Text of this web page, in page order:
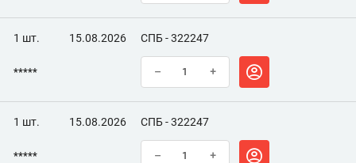
1 шт. 15.08.2026 СПБ - 322247
***** – +
1 шт. 15.08.2026 СПБ - 322247
***** – +